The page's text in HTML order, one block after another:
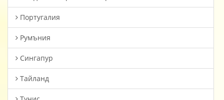
Португалия
Румъния
Сингапур
Тайланд